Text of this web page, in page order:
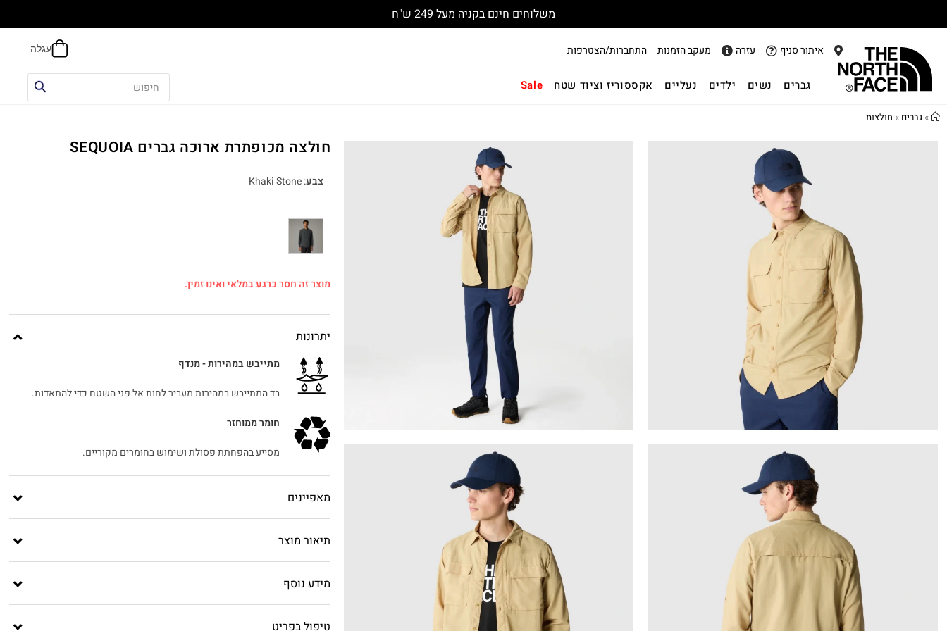
משלוחים חינם בקניה מעל 249 ש"ח
איתור סניף עזרה מעקב הזמנות התחברות/הצטרפות
גברים נשים ילדים נעליים אקססוריז וציוד שטח Sale
»גברים » חולצות
חולצה מכופתרת ארוכה גברים SEQUOIA
צבע:
Khaki Stone
מוצר זה חסר כרגע במלאי ואינו זמין.
יתרונות
מתייבש במהירות - מנדף
בד המתייבש במהירות מעביר לחות אל פני השטח כדי להתאדות.
חומר ממוחזר
מסייע בהפחתת פסולת ושימוש בחומרים מקוריים.
מאפיינים
תיאור מוצר
מידע נוסף
טיפול בפריט